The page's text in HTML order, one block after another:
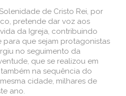
de Cristo Rei, por
pretende dar voz aos
da Igreja, contribuindo
para que sejam protagonistas
no seguimento da
que se realizou em
na sequência do
cidade, milhares de
ano.